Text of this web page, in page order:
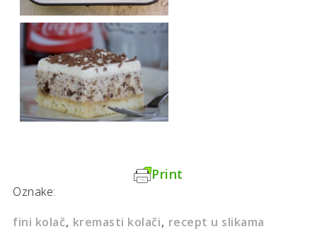
Print
Oznake:
fini kolač kremasti kolači recept u slikama